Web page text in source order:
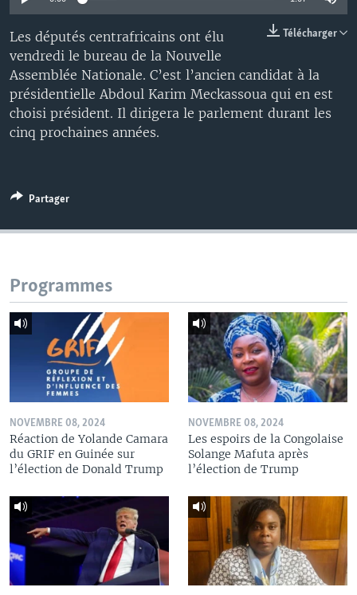
Télécharger
Les députés centrafricains ont élu
vendredi le bureau de la Nouvelle
Assemblée Nationale. C’est l’ancien candidat à la
présidentielle Abdoul Karim Meckassoua qui en est
choisi président. Il dirigera le parlement durant les
cinq prochaines années.
Partager
Programmes
NOVEMBRE 08, 2024
Réaction de Yolande Camara
du GRIF en Guinée sur
l’élection de Donald Trump
NOVEMBRE 08, 2024
Les espoirs de la Congolaise
Solange Mafuta après
l’élection de Trump